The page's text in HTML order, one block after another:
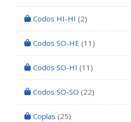
Codos HI-HI (2)
Codos SO-HE (11)
Codos SO-HI (11)
Codos SO-SO (22)
Coplas (25)